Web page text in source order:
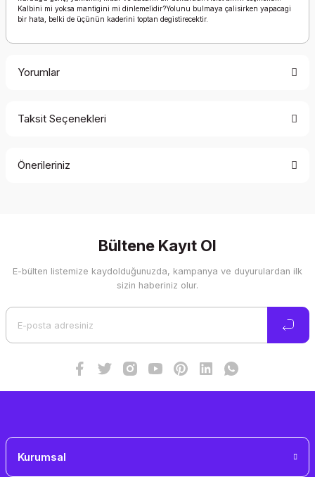
Kalbini mi yoksa mantigini mi dinlemelidir?Yolunu bulmaya çalisirken yapacagi
bir hata, belki de üçünün kaderini toptan degistirecektir.
Yorumlar
Taksit Seçenekleri
Önerileriniz
Görüş ve önerileriniz için teşekkür ederiz.
Ürün resmi kalitesiz, bozuk veya görüntülenemiyor.
Bültene Kayıt Ol
E-bülten listemize kaydolduğunuzda, kampanya ve duyurulardan ilk
sizin haberiniz olur.
Kurumsal